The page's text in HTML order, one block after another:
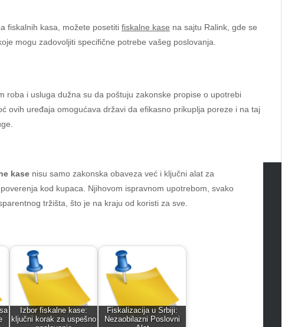
fiskalnih kasa, možete posetiti fiskalne kase na sajtu Ralink, gde se
mogu zadovoljiti specifične potrebe vašeg poslovanja.
roba i usluga dužna su da poštuju zakonske propise o upotrebi
ovih uređaja omogućava državi da efikasno prikuplja poreze i na taj
kase nisu samo zakonska obaveza već i ključni alat za
kod kupaca. Njihovom ispravnom upotrebom, svako
tržišta, što je na kraju od koristi za sve.
Izbor fiskalne kase:
ključni korak za uspešno
Fiskalizacija u Srbiji:
Nezaobilazni Poslovni
Categories
Blog
blogs
Blogv
Business
Entertainment